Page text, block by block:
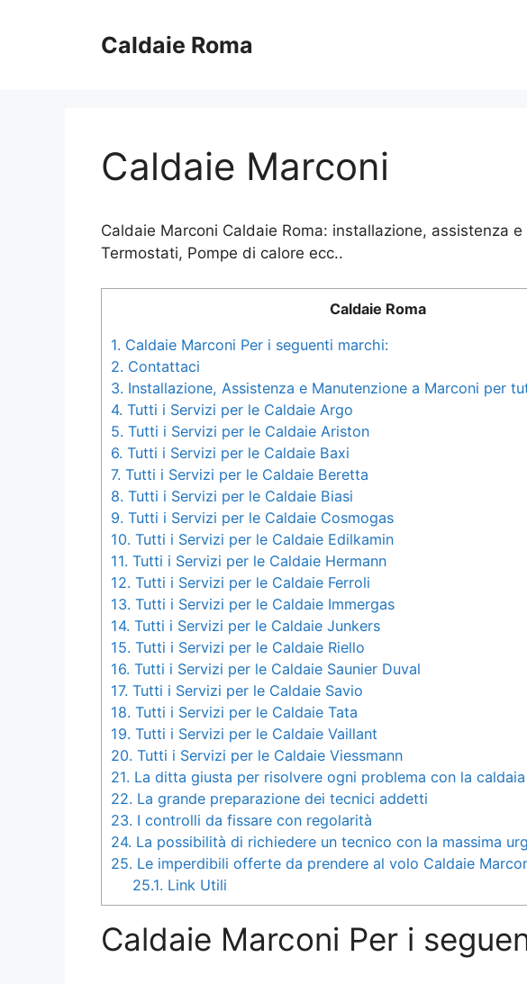
Caldaie Roma
Caldaie Marconi
Caldaie Marconi Caldaie Roma: installazione, assistenza
Termostati, Pompe di calore ecc..
Caldaie Roma
1. Caldaie Marconi Per i seguenti marchi:
2. Contattaci
3. Installazione, Assistenza e Manutenzione a Marconi per
4. Tutti i Servizi per le Caldaie Argo
5. Tutti i Servizi per le Caldaie Ariston
6. Tutti i Servizi per le Caldaie Baxi
7. Tutti i Servizi per le Caldaie Beretta
8. Tutti i Servizi per le Caldaie Biasi
9. Tutti i Servizi per le Caldaie Cosmogas
10. Tutti i Servizi per le Caldaie Edilkamin
11. Tutti i Servizi per le Caldaie Hermann
12. Tutti i Servizi per le Caldaie Ferroli
13. Tutti i Servizi per le Caldaie Immergas
14. Tutti i Servizi per le Caldaie Junkers
15. Tutti i Servizi per le Caldaie Riello
16. Tutti i Servizi per le Caldaie Saunier Duval
17. Tutti i Servizi per le Caldaie Savio
18. Tutti i Servizi per le Caldaie Tata
19. Tutti i Servizi per le Caldaie Vaillant
20. Tutti i Servizi per le Caldaie Viessmann
21. La ditta giusta per risolvere ogni problema con la caldaia
22. La grande preparazione dei tecnici addetti
23. I controlli da fissare con regolarità
24. La possibilità di richiedere un tecnico con la massima
25. Le imperdibili offerte da prendere al volo Caldaie
25.1. Link Utili
Caldaie Marconi Per i